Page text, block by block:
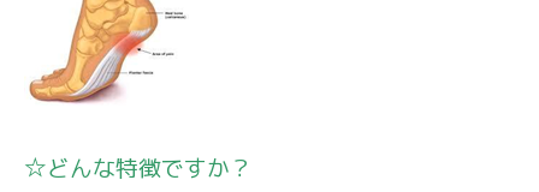
☆どんな特徴ですか？